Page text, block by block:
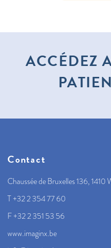
ACCÉDEZ
Contact
Chaussée de Bruxelles 136, 1410
T +32 2 354 77 60
F +32 2 351 53 56
www.imaginx.be